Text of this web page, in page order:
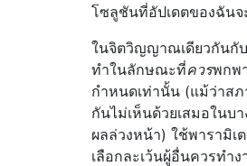
โซลูชันที่อัปเดตของฉันจ
ในจิตวิญญาณเดียวกันกั
ทำในลักษณะที่ควรพกพ
กำหนดเท่านั้น (แม้ว่าส
กันไม่เห็นด้วยเสมอในบ
ผลล่วงหน้า) ใช้พารามิเ
เลือกละเว้นผู้อื่นควรทำ